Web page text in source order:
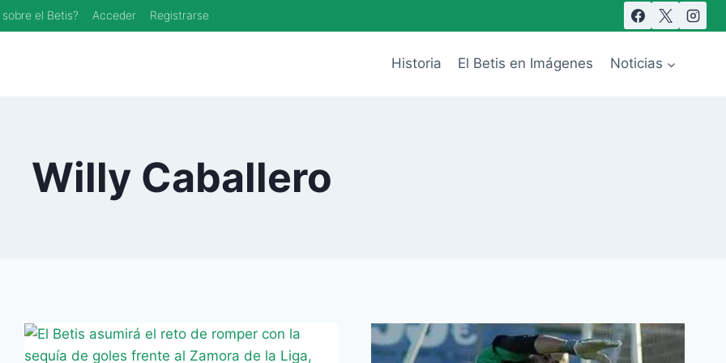
el Betis? Acceder Registrarse
Historia El Betis en Imágenes Noticias
Willy Caballero